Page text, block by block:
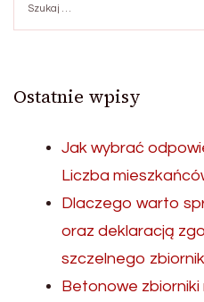
Ostatnie wpisy
Jak wybrać
Liczba
Dlaczego warto
oraz deklaracją
szczelnego
Betonowe zbiorniki